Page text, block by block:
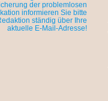
der problemlosen
informieren Sie bitte
ständig über Ihre
aktuelle E-Mail-Adresse!